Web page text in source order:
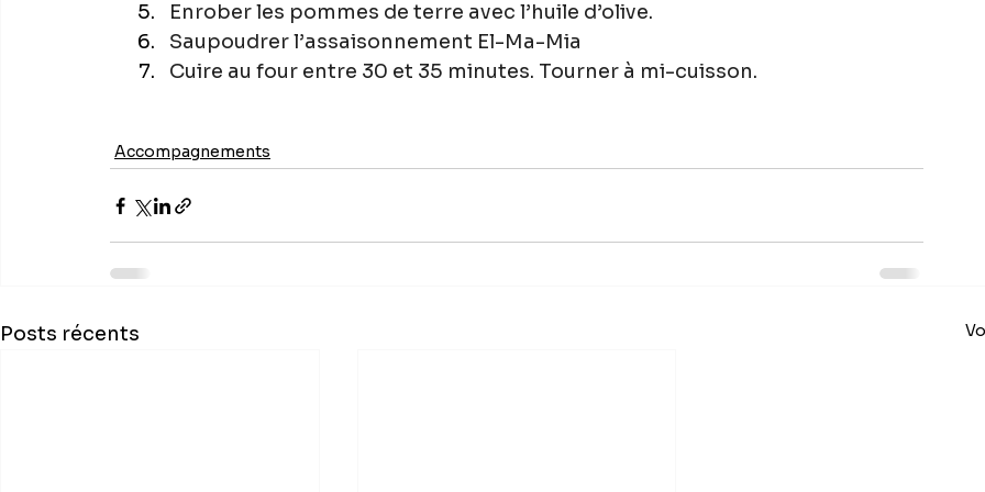
Enrober les pommes de terre avec l’huile d’olive.
Saupoudrer l’assaisonnement El-Ma-Mia
Cuire au four entre 30 et 35 minutes. Tourner à mi-cuisson.
Accompagnements
Posts récents